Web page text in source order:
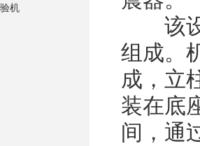
机
该设
组成。
成，立
装在底
间，通